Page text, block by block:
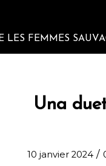
LES FEMMES
Una
10 janvier 2024 /